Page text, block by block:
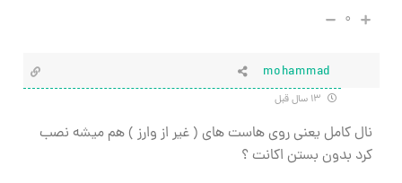
۰
mohammad
نال کامل یعنی روی هاست های ( غیر از وارز ) هم میشه نصب
کرد بدون بستن اکانت ؟